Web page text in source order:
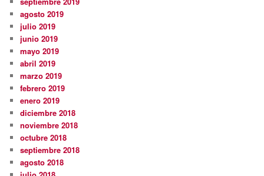
agosto 2019
julio 2019
junio 2019
mayo 2019
abril 2019
marzo 2019
febrero 2019
enero 2019
diciembre 2018
noviembre 2018
octubre 2018
septiembre 2018
agosto 2018